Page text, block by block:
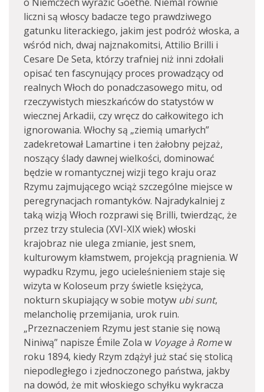
liczni są włoscy badacze tego prawdziwego
gatunku literackiego, jakim jest podróż włoska, a
wśród nich, dwaj najznakomitsi, Attilio Brilli i
Cesare De Seta, którzy trafniej niż inni zdołali
opisać ten fascynujący proces prowadzący od
realnych Włoch do ponadczasowego mitu, od
rzeczywistych mieszkańców do statystów w
wiecznej Arkadii, czy wręcz do całkowitego ich
ignorowania. Włochy są „ziemią umarłych”
zadekretował Lamartine i ten żałobny pejzaż,
noszący ślady dawnej wielkości, dominować
będzie w romantycznej wizji tego kraju oraz
Rzymu zajmującego wciąż szczególne miejsce w
peregrynacjach romantyków. Najradykalniej z
taką wizją Włoch rozprawi się Brilli, twierdząc, że
przez trzy stulecia (XVI-XIX wiek) włoski
krajobraz nie ulega zmianie, jest snem,
kulturowym kłamstwem, projekcją pragnienia. W
wypadku Rzymu, jego ucieleśnieniem staje się
wizyta w Koloseum przy świetle księżyca,
nokturn skupiający w sobie motyw ubi sunt,
melancholię przemijania, urok ruin.
„Przeznaczeniem Rzymu jest stanie się nową
Niniwą” napisze Émile Zola w Voyage à Romew
roku 1894, kiedy Rzym zdążył już stać się stolicą
niepodległego i zjednoczonego państwa, jakby
na dowód, że mit włoskiego schyłku wykracza